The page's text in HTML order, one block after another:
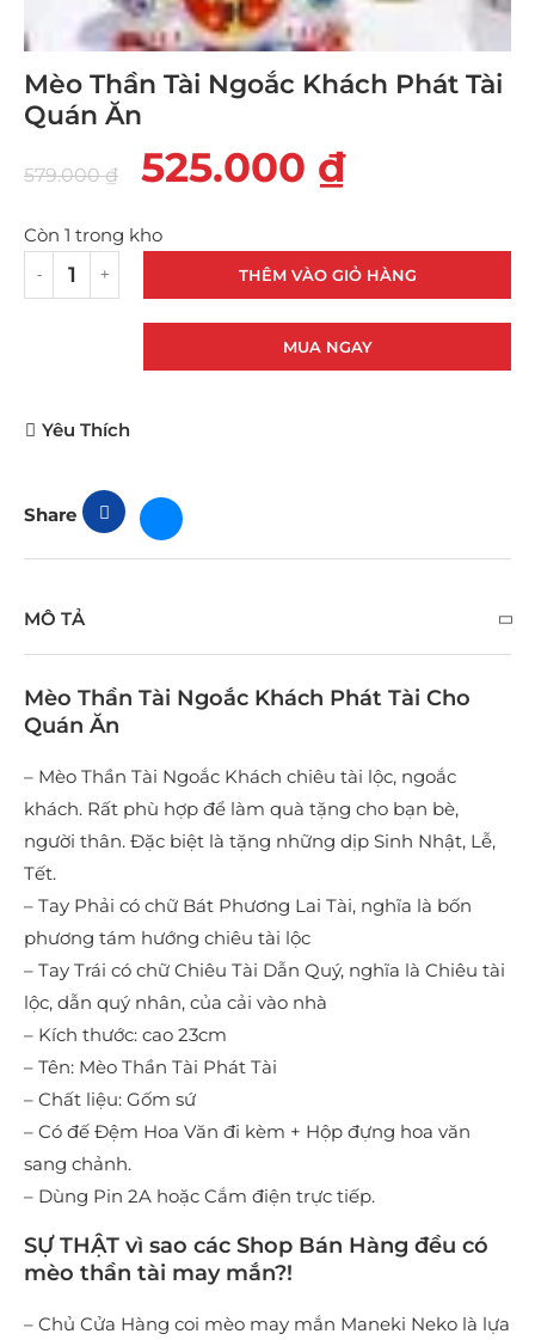
Mèo Thần Tài Ngoắc Khách Phát Tài
Quán Ăn
579.000₫ 525.000 ₫
Còn 1 trong kho
THÊM VÀO GIỎ HÀNG
MUA NGAY
Yêu Thích
Share
MÔ TẢ
Mèo Thần Tài Ngoắc Khách Phát Tài Cho
Quán Ăn
– Mèo Thần Tài Ngoắc Khách chiêu tài lộc, ngoắc
khách. Rất phù hợp để làm quà tặng cho bạn bè,
người thân. Đặc biệt là tặng những dịp Sinh Nhật, Lễ,
Tết.
– Tay Phải có chữ Bát Phương Lai Tài, nghĩa là bốn
phương tám hướng chiêu tài lộc
– Tay Trái có chữ Chiêu Tài Dẫn Quý, nghĩa là Chiêu tài
lộc, dẫn quý nhân, của cải vào nhà
– Kích thước: cao 23cm
– Tên: Mèo Thần Tài Phát Tài
– Chất liệu: Gốm sứ
– Có đế Đệm Hoa Văn đi kèm + Hộp đựng hoa văn
sang chảnh.
– Dùng Pin 2A hoặc Cắm điện trực tiếp.
SỰ THẬT vì sao các Shop Bán Hàng đều có
mèo thần tài may mắn?!
– Chủ Cửa Hàng coi mèo may mắn Maneki Neko là lựa